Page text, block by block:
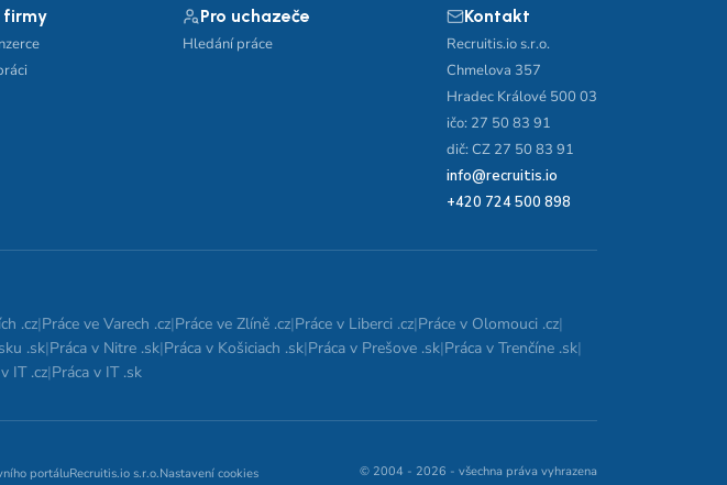
firmy Pro uchazeče
Hledání práce
Kontakt
Recruitis.io s.r.o.
Chmelova 357
Hradec Králové 500 03
ičo: 27 50 83 91
dič: CZ 27 50 83 91
info@recruitis.io
+420 724 500 898
.cz|Práce ve Varech .cz|Práce ve Zlíně .cz|Práce v Liberci .cz|Práce v Olomouci .cz|
.sk|Práca v Nitre .sk|Práca v Košiciach .sk|Práca v Prešove .sk|Práca v Trenčíne .sk|
IT .cz|Práca v IT .sk
portáluRecruitis.io s.r.o.Nastavení cookies © 2004 - 2026 - všechna práva vyhrazena